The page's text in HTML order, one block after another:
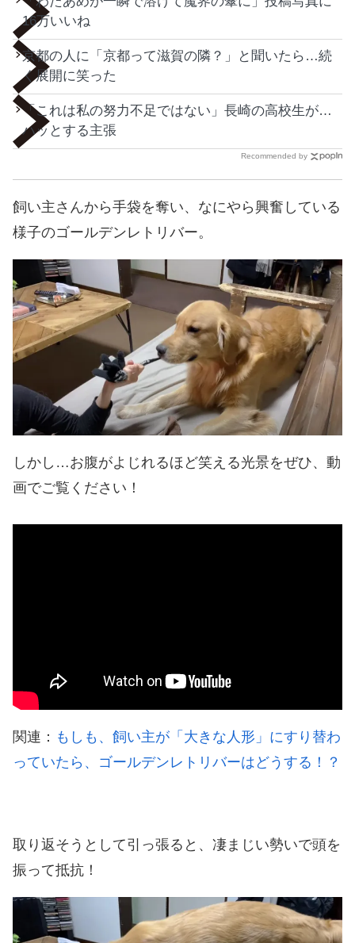
16万いいね
京都の人に「京都って滋賀の隣？」と聞いたら…続
く展開に笑った
「これは私の努力不足ではない」長崎の高校生が…
ハッとする主張
Recommended by
飼い主さんから手袋を奪い、なにやら興奮している
様子のゴールデンレトリバー。
しかし…お腹がよじれるほど笑える光景をぜひ、動
画でご覧ください！
関連： もしも、飼い主が「大きな人形」にすり替わ
っていたら、ゴールデンレトリバーはどうする！？
取り返そうとして引っ張ると、凄まじい勢いで頭を
振って抵抗！